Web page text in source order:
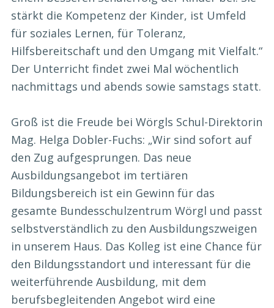
stärkt die Kompetenz der Kinder, ist Umfeld
für soziales Lernen, für Toleranz,
Hilfsbereitschaft und den Umgang mit Vielfalt.“
Der Unterricht findet zwei Mal wöchentlich
nachmittags und abends sowie samstags statt.
Groß ist die Freude bei Wörgls Schul-Direktorin
Mag. Helga Dobler-Fuchs: „Wir sind sofort auf
den Zug aufgesprungen. Das neue
Ausbildungsangebot im tertiären
Bildungsbereich ist ein Gewinn für das
gesamte Bundesschulzentrum Wörgl und passt
selbstverständlich zu den Ausbildungszweigen
in unserem Haus. Das Kolleg ist eine Chance für
den Bildungsstandort und interessant für die
weiterführende Ausbildung, mit dem
berufsbegleitenden Angebot wird eine